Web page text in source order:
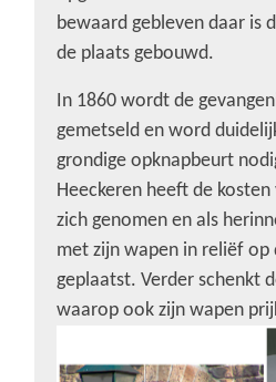
bewaard gebleven daar is
de plaats gebouwd.
In 1860 wordt de
gemetseld en word
grondige opknapbeurt
Heeckeren heeft de
zich genomen en als
met zijn wapen in reliëf op
geplaatst. Verder schenkt
waarop ook zijn wapen